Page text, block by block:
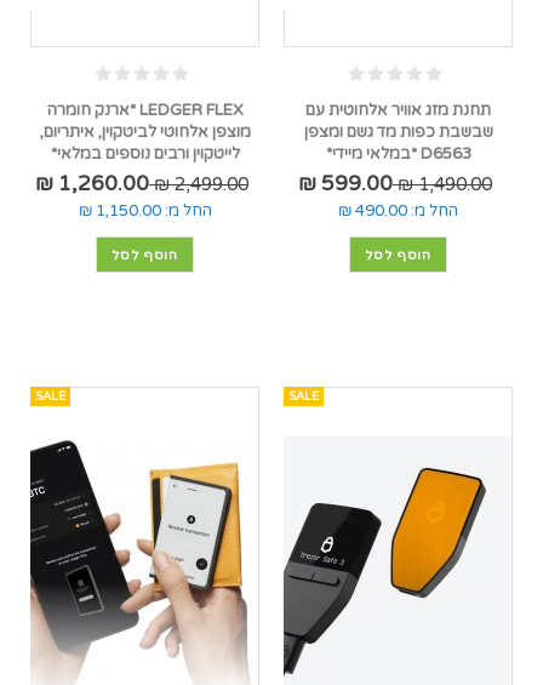
תחנת מזג אוויר אלחוטית עם
שבשבת כפות מד גשם ומצפן
D6563 *במלאי מיידי*
1,490.00 ₪
599.00 ₪
החל מ: 490.00 ₪
הוסף לסל
LEDGER FLEX *ארנק חומרה
מוצפן אלחוטי לביטקוין, איתריום,
לייטקוין ורבים נוספים במלאי*
2,499.00 ₪
1,260.00 ₪
החל מ: 1,150.00 ₪
הוסף לסל
SALE
SALE